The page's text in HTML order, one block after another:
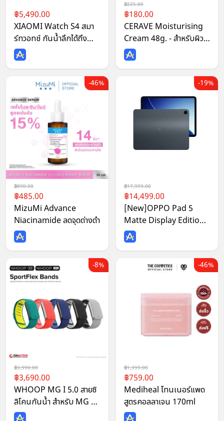
5,490.00
XIAOMI Watch S4 สมา
ร์ทวอทช์ กันน้ำลึกได้ถึง
5ATM
225.00
180.00
CERAVE Moisturising
Cream 48g. - สำหรับผิว
ธรรมดา-แห้งมาก
890.00
485.00
46%
MizuMi Advance
Niacinamide ลดจุดด่างดำ
17,999.00
14,499.00
19%
[New]OPPO Pad 5
Matte Display Edition
5G แท็บเลต หน้าจอ 12.1"
LCD 2.8K ลำโพง 4 ตัว
รองรับ Dolby Vision
แบตใหญ่ 10050mAh
3,990.00
3,690.00
8%
WHOOP MG I 5.0 สายซิ
ลิโคนกันน้ำ สำหรับ MG &
5.0
1,399.00
759.00
46%
Mediheal โทนเนอร์แพด
สูตรคอลลาเจน 170ml